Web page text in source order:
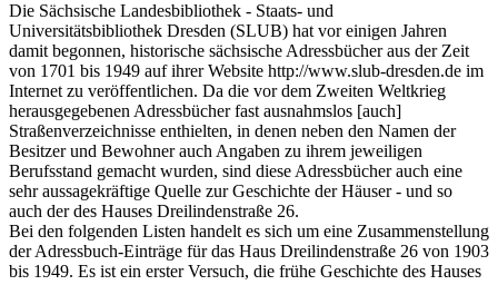
Die Sächsische Landesbibliothek - Staats- und
Universitätsbibliothek Dresden (SLUB) hat vor einigen Jahren
damit begonnen, historische sächsische Adressbücher aus der Zeit
von 1701 bis 1949 auf ihrer Website http://www.slub-dresden.de im
Internet zu veröffentlichen. Da die vor dem Zweiten Weltkrieg
herausgegebenen Adressbücher fast ausnahmslos [auch]
Straßenverzeichnisse enthielten, in denen neben den Namen der
Besitzer und Bewohner auch Angaben zu ihrem jeweiligen
Berufsstand gemacht wurden, sind diese Adressbücher auch eine
sehr aussagekräftige Quelle zur Geschichte der Häuser - und so
auch der des Hauses Dreilindenstraße 26.
Bei den folgenden Listen handelt es sich um eine Zusammenstellung
der Adressbuch-Einträge für das Haus Dreilindenstraße 26 von 1903
bis 1949. Es ist ein erster Versuch, die frühe Geschichte des Hauses